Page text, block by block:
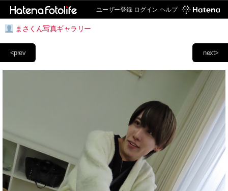
ユーザー登録 ログイン ヘルプ
まさくん写真ギャラリー
next>
<prev